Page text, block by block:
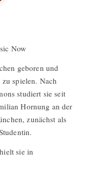
Now
geboren und
spielen. Nach
studiert sie seit
Hornung an der
zunächst als
sie in